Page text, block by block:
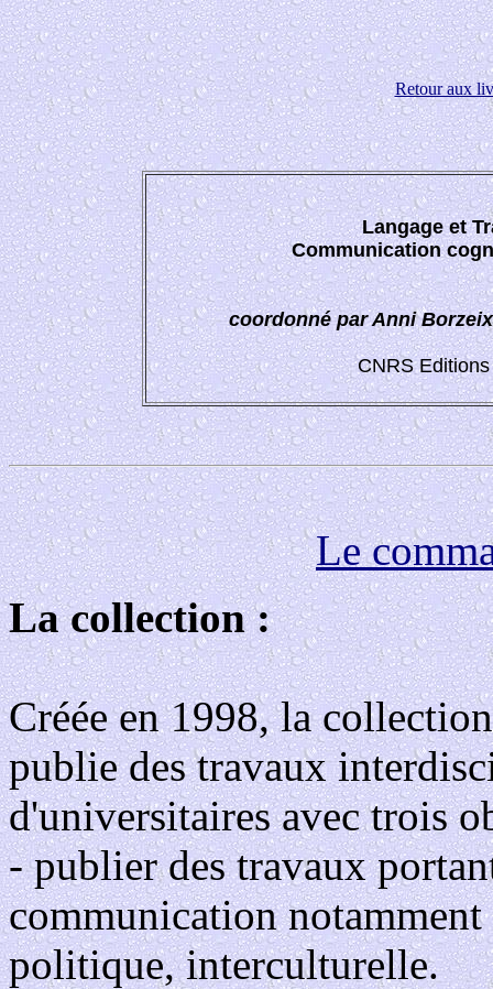
Retour aux
Langage et
Communication
coordonné par Anni
CNRS
Le
La collection :
Créée en 1998, la
publie des travaux
d'universitaires avec trois
- publier des travaux
communication
politique, interculturelle.